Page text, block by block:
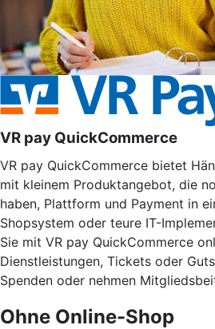
VR pay QuickCommerce
VR pay QuickCommerce bietet
mit kleinem Produktangebot, die
haben, Plattform und Payment in
Shopsystem oder teure IT-
Sie mit VR pay QuickCommerce
Dienstleistungen, Tickets oder
Spenden oder nehmen
Ohne Online-Shop